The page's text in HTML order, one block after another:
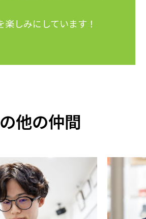
しみにしています！
他の仲間